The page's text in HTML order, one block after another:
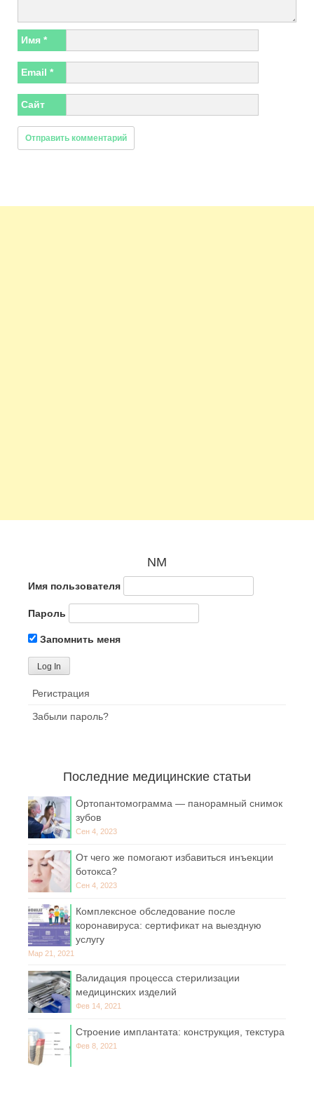
Имя *
Email *
Сайт
NM
Имя пользователя
Пароль
Запомнить меня
Регистрация
Забыли пароль?
Последние медицинские статьи
Ортопантомограмма — панорамный снимок
зубов
Сен 4, 2023
От чего же помогают избавиться инъекции
ботокса?
Сен 4, 2023
Комплексное обследование после
коронавируса: сертификат на выездную
услугу
Мар 21, 2021
Валидация процесса стерилизации
медицинских изделий
Фев 14, 2021
Строение имплантата: конструкция, текстура
Фев 8, 2021